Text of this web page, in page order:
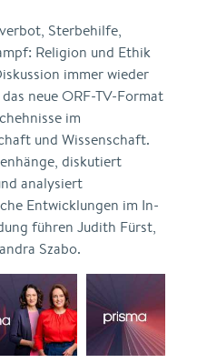
Sterbehilfe,
Religion und Ethik
immer wieder
neue ORF-TV-Format
im
und Wissenschaft.
diskutiert
analysiert
Entwicklungen im In-
führen Judith Fürst,
Szabo.